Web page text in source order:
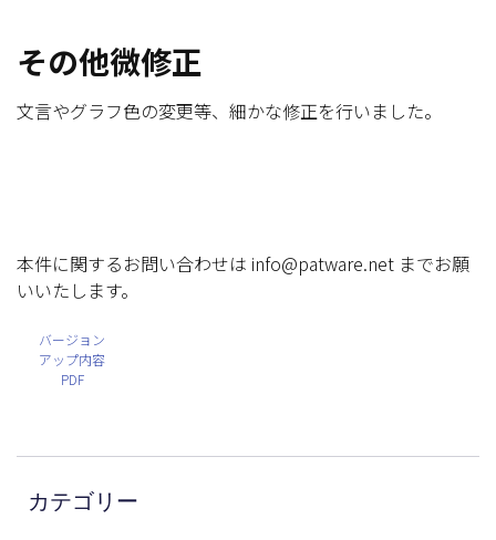
その他微修正
文言やグラフ色の変更等、細かな修正を行いました。
本件に関するお問い合わせは info@patware.net までお願
いいたします。
バージョン
アップ内容
PDF
カテゴリー